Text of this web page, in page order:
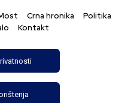
Crna hronika
Politika
Kontakt